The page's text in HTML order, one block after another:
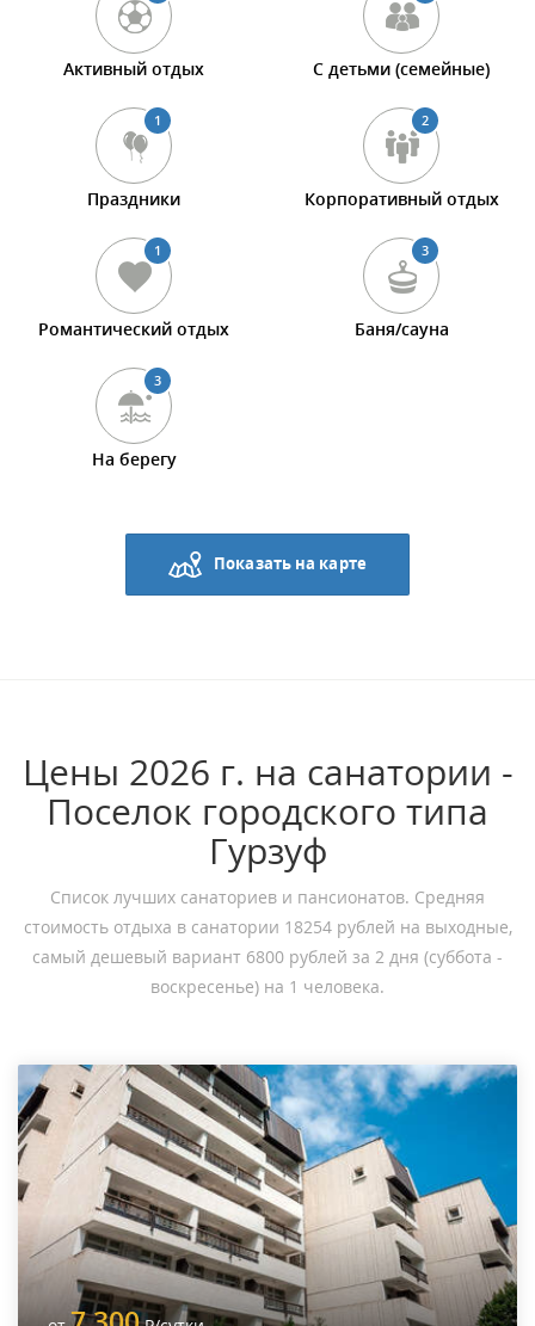
Активный отдых С детьми (семейные)
1
Праздники
2
Корпоративный отдых
1
Романтический отдых
3
Баня/сауна
3
На берегу
Показать на карте
Цены 2026 г. на санатории -
Поселок городского типа
Гурзуф
Список лучших санаториев и пансионатов. Средняя
стоимость отдыха в санатории 18254 рублей на выходные,
самый дешевый вариант 6800 рублей за 2 дня (суббота -
воскресенье) на 1 человека.